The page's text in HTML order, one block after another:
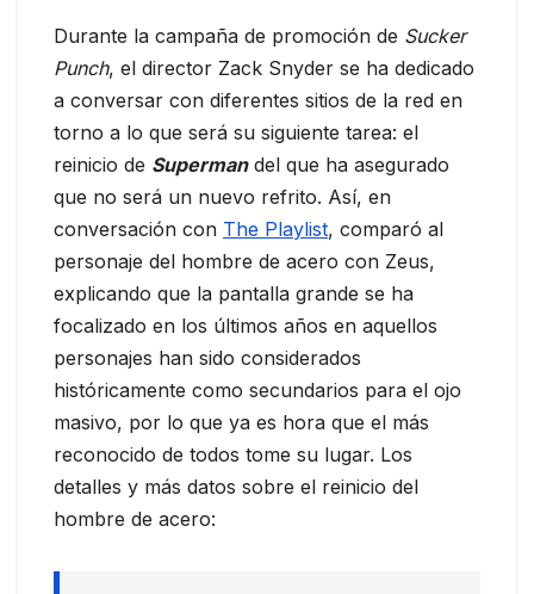
Durante la campaña de promoción de Sucker
Punch, el director Zack Snyder se ha dedicado
a conversar con diferentes sitios de la red en
torno a lo que será su siguiente tarea: el
reinicio de Supermandel que ha asegurado
que no será un nuevo refrito. Así, en
conversación con The Playlist, comparó al
personaje del hombre de acero con Zeus,
explicando que la pantalla grande se ha
focalizado en los últimos años en aquellos
personajes han sido considerados
históricamente como secundarios para el ojo
masivo, por lo que ya es hora que el más
reconocido de todos tome su lugar. Los
detalles y más datos sobre el reinicio del
hombre de acero: